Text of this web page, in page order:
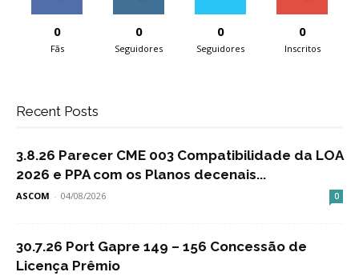
0
Fãs
0
Seguidores
0
Seguidores
0
Inscritos
Recent Posts
3.8.26 Parecer CME 003 Compatibilidade da LOA
2026 e PPA com os Planos decenais...
ASCOM - 04/08/2026 0
30.7.26 Port Gapre 149 – 156 Concessão de
Licença Prêmio